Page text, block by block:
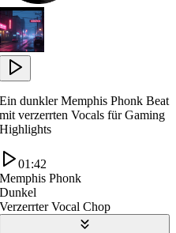
Ein dunkler Memphis Phonk Beat
mit verzerrten Vocals für Gaming
Highlights
01:42
Memphis Phonk
Dunkel
Verzerrter Vocal Chop